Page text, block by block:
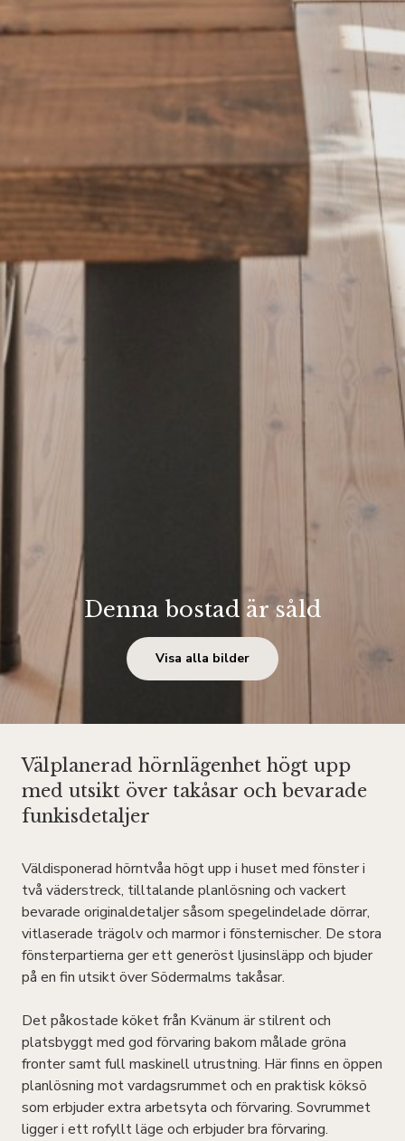
Denna bostad är såld
Visa alla bilder
Välplanerad hörnlägenhet högt upp
med utsikt över takåsar och bevarade
funkisdetaljer
Väldisponerad hörntvåa högt upp i huset med fönster i
två väderstreck, tilltalande planlösning och vackert
bevarade originaldetaljer såsom spegelindelade dörrar,
vitlaserade trägolv och marmor i fönsternischer. De stora
fönsterpartierna ger ett generöst ljusinsläpp och bjuder
på en fin utsikt över Södermalms takåsar.
Det påkostade köket från Kvänum är stilrent och
platsbyggt med god förvaring bakom målade gröna
fronter samt full maskinell utrustning. Här finns en öppen
planlösning mot vardagsrummet och en praktisk köksö
som erbjuder extra arbetsyta och förvaring. Sovrummet
ligger i ett rofyllt läge och erbjuder bra förvaring.